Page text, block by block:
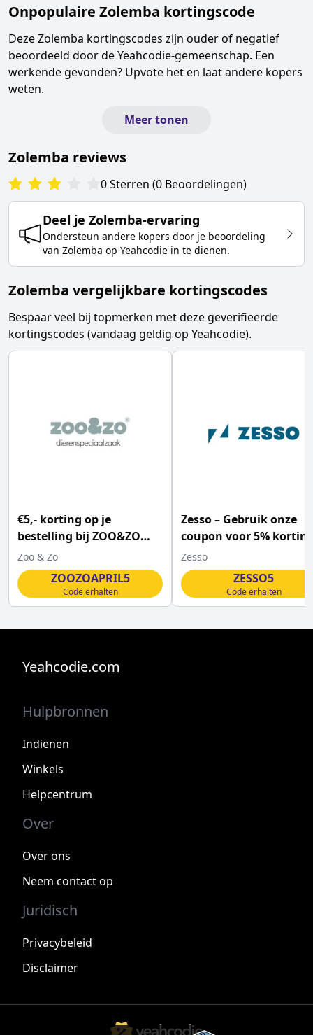
Onpopulaire Zolemba kortingscode
DezeZolemba kortingscodes zijn ouder of negatief
beoordeeld door de Yeahcodie-gemeenschap. Een
werkende gevonden? Upvote het en laat andere kopers
weten.
Meer tonen
Zolemba reviews
0Sterren (0 Beoordelingen)
Deel je Zolemba-ervaring
Ondersteun andere kopers door je beoordeling
van Zolemba op Yeahcodie in te dienen.
Zolemba vergelijkbare kortingscodes
Bespaar veel bij topmerken met deze geverifieerde
kortingscodes (vandaag geldig op Yeahcodie).
€5,- korting op je
bestelling bij ZOO&ZO
vanaf €25
Zoo & Zo
ZOOZOAPRIL5
Code erhalten
Zesso – Gebruik onze
coupon voor 5%
Zesso
ZESSO5
Code erhalten
Yeahcodie.com
Hulpbronnen
Indienen
Winkels
Helpcentrum
Over
Over ons
Neem contact op
Juridisch
Privacybeleid
Disclaimer